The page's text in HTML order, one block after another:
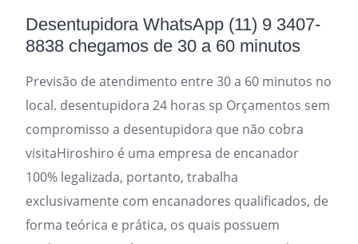
Desentupidora WhatsApp (11) 9 3407-
8838 chegamos de 30 a 60 minutos
Previsão de atendimento entre 30 a 60 minutos no
local. desentupidora 24 horas sp Orçamentos sem
compromisso a desentupidora que não cobra
visitaHiroshiro é uma empresa de encanador
100% legalizada, portanto, trabalha
exclusivamente com encanadores qualificados, de
forma teórica e prática, os quais possuem